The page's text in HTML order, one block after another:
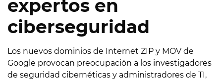
expertos en
ciberseguridad
Los nuevos dominios de Internet ZIP y MOV de
Google provocan preocupación a los investigadores
de seguridad cibernéticas y administradores de TI,